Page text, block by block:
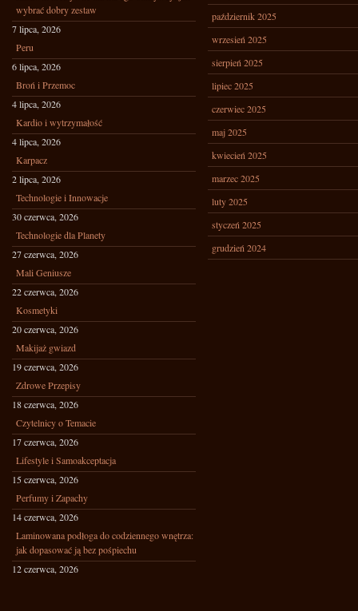
wybrać dobry zestaw
7 lipca, 2026
Peru
6 lipca, 2026
Broń i Przemoc
4 lipca, 2026
Kardio i wytrzymałość
4 lipca, 2026
Karpacz
2 lipca, 2026
Technologie i Innowacje
30 czerwca, 2026
Technologie dla Planety
27 czerwca, 2026
Mali Geniusze
22 czerwca, 2026
Kosmetyki
20 czerwca, 2026
Makijaż gwiazd
19 czerwca, 2026
Zdrowe Przepisy
18 czerwca, 2026
Czytelnicy o Temacie
17 czerwca, 2026
Lifestyle i Samoakceptacja
15 czerwca, 2026
Perfumy i Zapachy
14 czerwca, 2026
Laminowana podłoga do codziennego wnętrza:
jak dopasować ją bez pośpiechu
12 czerwca, 2026
październik 2025
wrzesień 2025
sierpień 2025
lipiec 2025
czerwiec 2025
maj 2025
kwiecień 2025
marzec 2025
luty 2025
styczeń 2025
grudzień 2024